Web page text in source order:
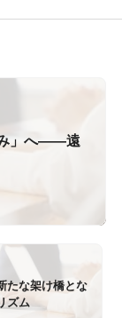
み」へ――遠
たな架け橋とな
ズム